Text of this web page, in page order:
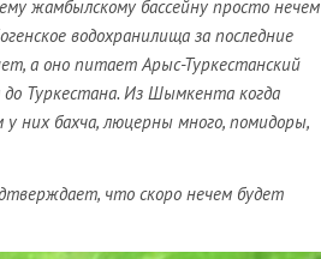
жамбылскому бассейну просто нечем
водохранилища за последние
а оно питает Арыс-Туркестанский
Туркестана. Из Шымкента когда
них бахча, люцерны много, помидоры,
что скоро нечем будет